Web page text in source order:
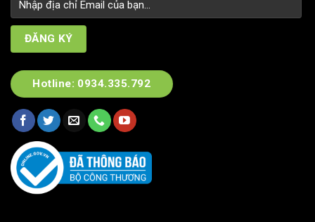
Hotline: 0934.335.792